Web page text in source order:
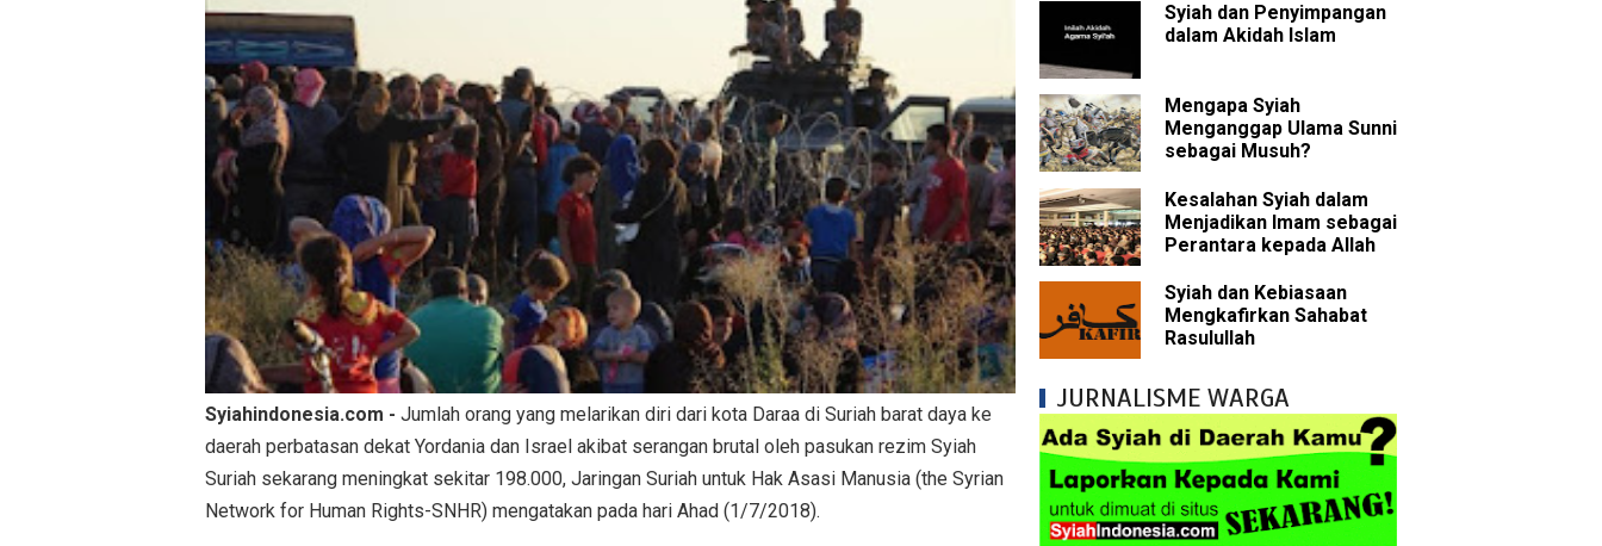
Syiah dan Fitnah Besar terhadap Khalifah Utsman bin Affan
Mengapa Syiah Menghalalkan Nikah Mut'ah?
Syiah dan Penyelewengan dalam Pemahaman tentang Khalifah
Syiah dan Penyimpangan dalam Akidah Islam
Kesalahan Syiah dalam Menyikapi Khalifah Abu Bakar
Syiah dan Konsep Imamah yang Tidak Masuk Akal dalam Islam
Syiah dan Ketidakkonsistenan dalam Konsep Mahdi
Syiah dan Kedustaan tentang Hak Kekhalifahan
Syiah dan Ketidakbenaran Ajarannya tentang Wilayah Imam
Syiah dan Kedustaan tentang Peristiwa Karbala
Syiah dan Upaya Merusak Ukhuwah Islamiyah
Syiahindonesia.com - Jumlah orang yang melarikan diri dari kota Daraa di Suriah barat daya ke
daerah perbatasan dekat Yordania dan Israel akibat serangan brutal oleh pasukan rezim Syiah
Suriah sekarang meningkat sekitar 198.000, Jaringan Suriah untuk Hak Asasi Manusia (the Syrian
Network for Human Rights-SNHR) mengatakan pada hari Ahad (1/7/2018).
Syiah dan Penyimpangan
dalam Akidah Islam
Mengapa Syiah
Menganggap Ulama Sunni
sebagai Musuh?
Kesalahan Syiah dalam
Menjadikan Imam sebagai
Perantara kepada Allah
Syiah dan Kebiasaan
Mengkafirkan Sahabat
Rasulullah
JURNALISME WARGA